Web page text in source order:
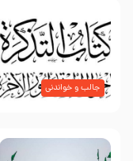
جالب و خواندنی